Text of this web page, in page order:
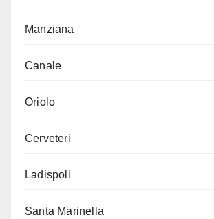
Manziana
Canale
Oriolo
Cerveteri
Ladispoli
Santa Marinella